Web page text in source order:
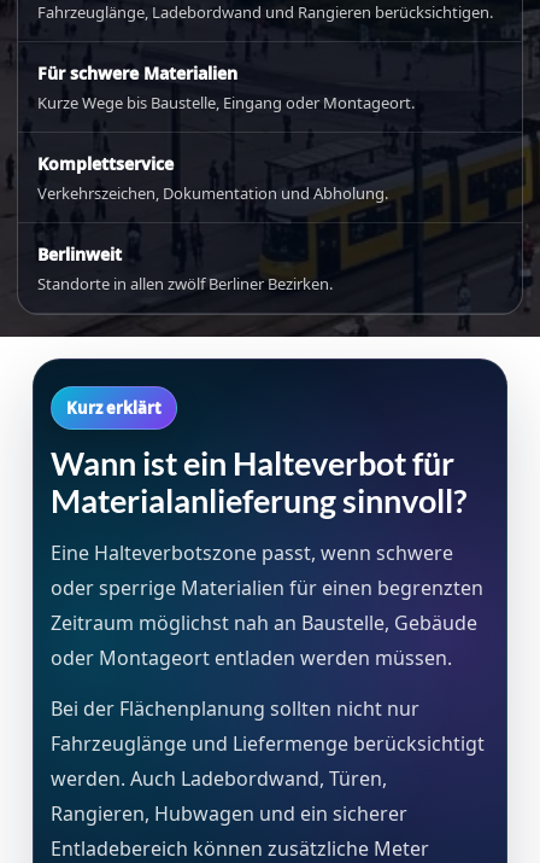
Fahrzeuglänge, Ladebordwand und Rangieren berücksichtigen.
Für schwere Materialien
Kurze Wege bis Baustelle, Eingang oder Montageort.
Komplettservice
Verkehrszeichen, Dokumentation und Abholung.
Berlinweit
Standorte in allen zwölf Berliner Bezirken.
Kurz erklärt
Wann ist ein Halteverbot für
Materialanlieferung sinnvoll?
Eine Halteverbotszone passt, wenn schwere
oder sperrige Materialien für einen begrenzten
Zeitraum möglichst nah an Baustelle, Gebäude
oder Montageort entladen werden müssen.
Bei der Flächenplanung sollten nicht nur
Fahrzeuglänge und Liefermenge berücksichtigt
werden. Auch Ladebordwand, Türen,
Rangieren, Hubwagen und ein sicherer
Entladebereich können zusätzliche Meter